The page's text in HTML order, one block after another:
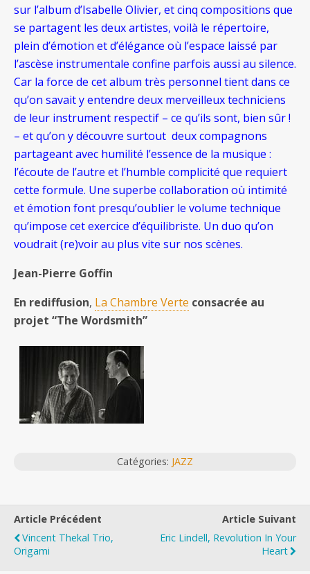
sur l’album d’Isabelle Olivier, et cinq compositions que
se partagent les deux artistes, voilà le répertoire,
plein d’émotion et d’élégance où l’espace laissé par
l’ascèse instrumentale confine parfois aussi au silence.
Car la force de cet album très personnel tient dans ce
qu’on savait y entendre deux merveilleux techniciens
de leur instrument respectif – ce qu’ils sont, bien sûr !
– et qu’on y découvre surtout deux compagnons
partageant avec humilité l’essence de la musique :
l’écoute de l’autre et l’humble complicité que requiert
cette formule. Une superbe collaboration où intimité
et émotion font presqu’oublier le volume technique
qu’impose cet exercice d’équilibriste. Un duo qu’on
voudrait (re)voir au plus vite sur nos scènes.
Jean-Pierre Goffin
En rediffusion, La Chambre Verte consacrée au
projet “The Wordsmith”
Catégories: JAZZ
Article Précédent
Vincent Thekal Trio,
Origami
Article Suivant
Eric Lindell, Revolution In Your
Heart